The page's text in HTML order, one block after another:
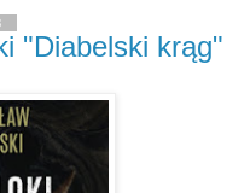
"Diabelski krąg"